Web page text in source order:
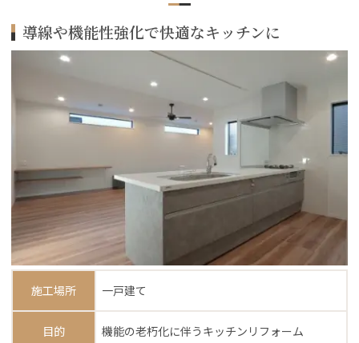
導線や機能性強化で快適なキッチンに
施工場所 一戸建て
目的 機能の老朽化に伴うキッチンリフォーム